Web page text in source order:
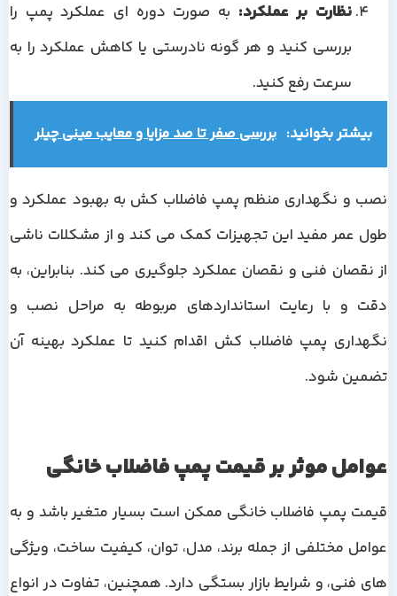
نظارت بر عملکرد: به صورت دوره ای عملکرد پمپ را
بررسی کنید و هر گونه نادرستی یا کاهش عملکرد را به
سرعت رفع کنید.
بیشتر بخوانید: بررسی صفر تا صد مزایا و معایب مینی چیلر
نصب و نگهداری منظم پمپ فاضلاب کش به بهبود عملکرد و
طول عمر مفید این تجهیزات کمک می کند و از مشکلات ناشی
از نقصان فنی و نقصان عملکرد جلوگیری می کند. بنابراین، به
دقت و با رعایت استانداردهای مربوطه به مراحل نصب و
نگهداری پمپ فاضلاب کش اقدام کنید تا عملکرد بهینه آن
تضمین شود.
عوامل موثر بر قیمت پمپ فاضلاب خانگی
قیمت پمپ فاضلاب خانگی ممکن است بسیار متغیر باشد و به
عوامل مختلفی از جمله برند، مدل، توان، کیفیت ساخت، ویژگی
های فنی، و شرایط بازار بستگی دارد. همچنین، تفاوت در انواع